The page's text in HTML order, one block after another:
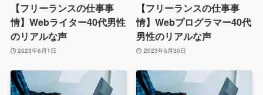
【フリーランスの仕事事
情】Webライター40代男性
のリアルな声
2023年6月1日
【フリーランスの仕事事
情】Webプログラマー40代
男性のリアルな声
2023年5月30日